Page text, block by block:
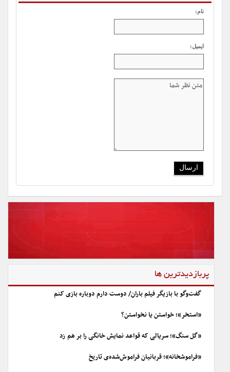
نام:
ایمیل:
پربازدیدترین ها
گفت‌وگو با بازیگر فیلم باران/ دوست دارم دوباره بازی کنم
«استخر»؛ خواستن یا نخواستن؟
«گل سنگ»؛ سریالی که قواعد نمایش خانگی را بر هم زد
«فراموشخانه»؛ قربانیان فراموش‌شده‌ی تاریخ